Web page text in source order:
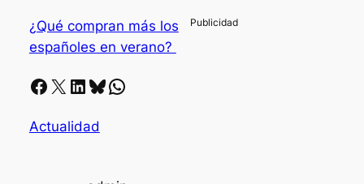
¿Qué compran más los
españoles en verano?
Facebook X LinkedIn Bluesky Whatsapp
Actualidad